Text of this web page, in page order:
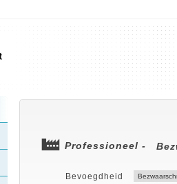
Professioneel -
Bevoegdheid